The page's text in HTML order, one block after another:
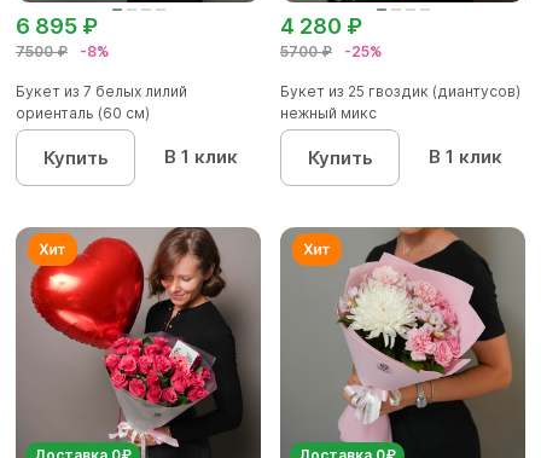
7500 ₽ -8%
6 895 ₽
Букет из 7 белых лилий
ориенталь (60 см)
Купить В 1 клик
5700 ₽ -25%
4 280 ₽
Букет из 25 гвоздик (диантусов)
нежный микс
Купить В 1 клик